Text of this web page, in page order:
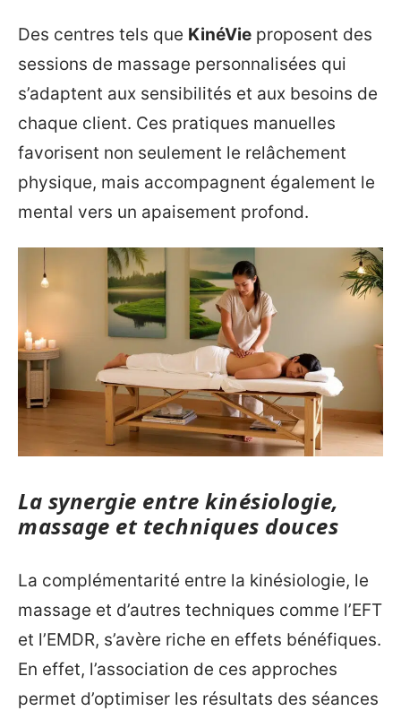
Des centres tels que KinéVie proposent des
sessions de massage personnalisées qui
s’adaptent aux sensibilités et aux besoins de
chaque client. Ces pratiques manuelles
favorisent non seulement le relâchement
physique, mais accompagnent également le
mental vers un apaisement profond.
La synergie entre kinésiologie,
massage et techniques douces
La complémentarité entre la kinésiologie, le
massage et d’autres techniques comme l’EFT
et l’EMDR, s’avère riche en effets bénéfiques.
En effet, l’association de ces approches
permet d’optimiser les résultats des séances